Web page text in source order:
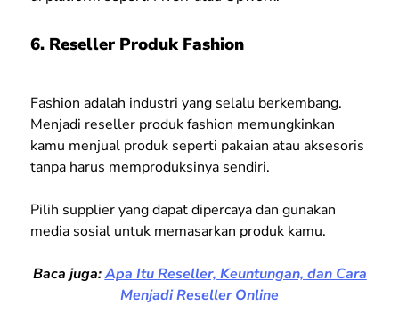
6. Reseller Produk Fashion
Fashion adalah industri yang selalu berkembang.
Menjadi reseller produk fashion memungkinkan
kamu menjual produk seperti pakaian atau aksesoris
tanpa harus memproduksinya sendiri.
Pilih supplier yang dapat dipercaya dan gunakan
media sosial untuk memasarkan produk kamu.
Baca juga:Apa Itu Reseller, Keuntungan, dan Cara
Menjadi Reseller Online